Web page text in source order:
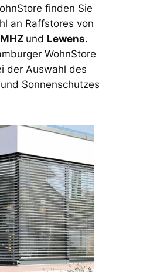
finden Sie
an Raffstores von
MHZ und Lewens.
WohnStore
der Auswahl des
Sonnenschutzes